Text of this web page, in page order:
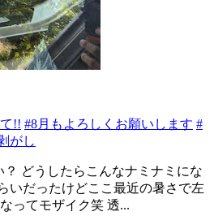
!! #8月もよろしくお願いします #
がし
どうしたらこんなナミナミにな
いだったけどここ最近の暑さで左
ってモザイク笑 透...